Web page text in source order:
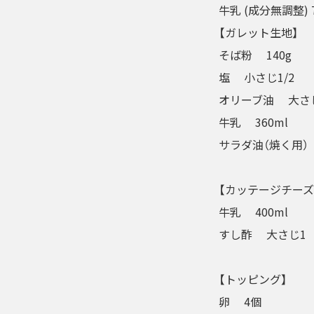
牛乳 (成分無調整)
【ガレット生地】
そば粉 140g
塩 小さじ1/2
オリーブ油 大さ
牛乳 360ml
サラダ油（焼く用
【カッテージチーズ
牛乳 400ml
すし酢 大さじ1
【トッピング】
卵 4個